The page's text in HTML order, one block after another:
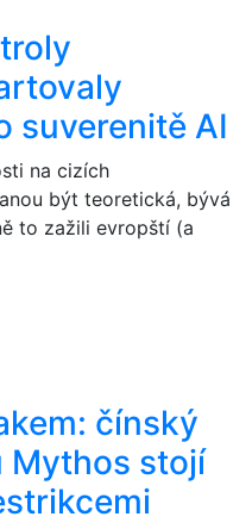
suverenitě AI
na cizích
být teoretická, bývá
to zažili evropští (a
čínský
Mythos stojí